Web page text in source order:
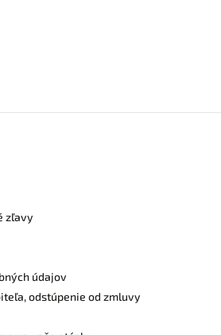
zľavy
údajov
odstúpenie od zmluvy